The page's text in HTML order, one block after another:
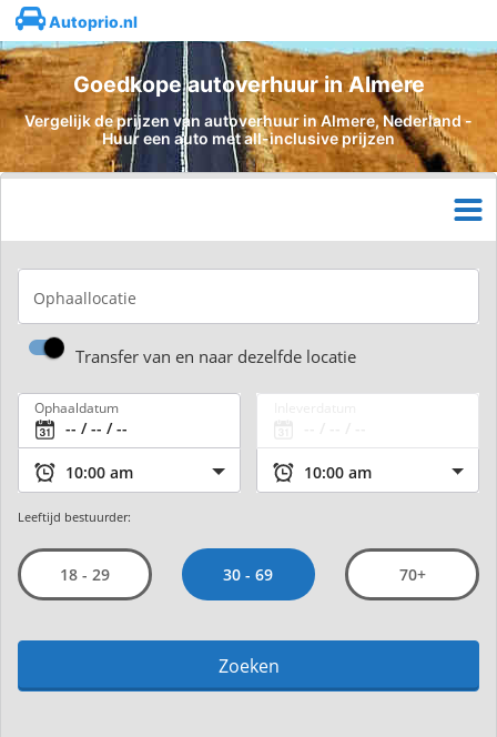
Autoprio.nl
Goedkope autoverhuur in Almere
Vergelijk de prijzen van autoverhuur in Almere, Nederland -
Huur een auto met all-inclusive prijzen
Ophaallocatie
Transfer van en naar dezelfde locatie
Ophaaldatum
Leeftijd bestuurder:
18 - 29 30 - 69 70+
Zoeken